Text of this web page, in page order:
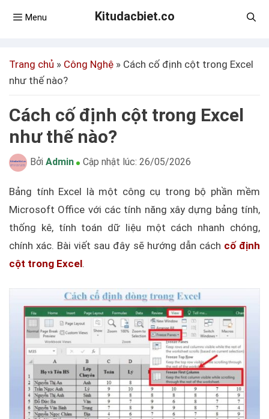
Kitudacbiet.co
Menu
Trang chủ » Công Nghệ » Cách cố định cột trong Excel
như thế nào?
Cách cố định cột trong Excel
như thế nào?
Bởi Admin Cập nhật lúc: 26/05/2026
Bảng tính Excel là một công cụ trong bộ phần mềm
Microsoft Office với các tính năng xây dựng bảng tính,
thống kê, tính toán dữ liệu một cách nhanh chóng,
chính xác. Bài viết sau đây sẽ hướng dẫn cách cố định
cột trong Excel.